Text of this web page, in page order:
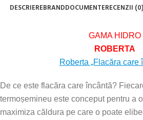
DESCRIEREBRANDDOCUMENTERECENZII (0)
GAMA HIDRO
ROBERTA
Roberta „Flacăra care
De ce este flacăra care încântă?
termoșemineu este conceput pentru a
maximiza căldura pe care o poate